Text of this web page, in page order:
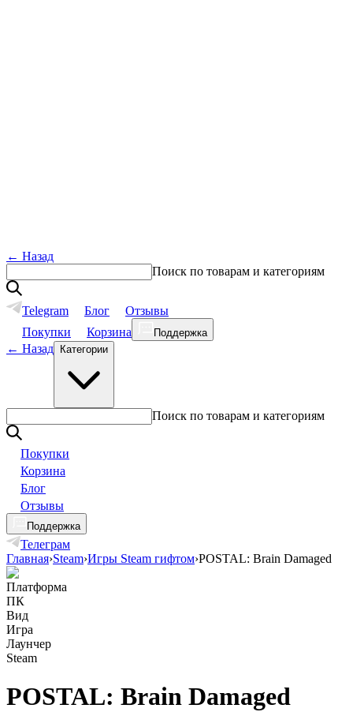
← Назад
Поиск по товарам и категориям
Telegram Блог
Отзывы
Покупки
Корзина Поддержка
← Назад Категории
Поиск по товарам и категориям
Покупки
Корзина
Блог
Отзывы
Поддержка
Телеграм
Главная›Steam›Игры Steam гифтом›POSTAL: Brain Damaged
Платформа
ПК
Вид
Игра
Лаунчер
Steam
POSTAL: Brain Damaged